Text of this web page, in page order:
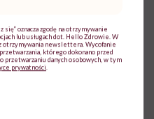
oznacza zgodę na otrzymywanie
lub usługach dot. Hello Zdrowie. W
otrzymywania newslettera. Wycofanie
którego dokonano przed
przetwarzaniu danych osobowych, w tym
prywatności